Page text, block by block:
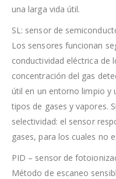
una larga vida útil.
SL: sensor de
Los sensores funcionan
conductividad eléctrica de
concentración del gas
útil en un entorno limpio y
tipos de gases y vapores.
selectividad: el sensor
gases, para los cuales no
PID – sensor de
Método de escaneo